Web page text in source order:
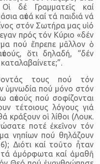
δέ Γραμματεῖς καί
αὐτά καί τά παιδιά νά
στόν Σωτήρα μας υἱό
πρός τόν Κύριο «δέν
πού ἔπρεπε μᾶλλον ὁ
ὅτι δηλαδή, “δέν
τους πού τόν
ὑμνωδία πού μόνο στόν
αὐτούς πού σοφίζονται
τέτοιους λόγους γιά
κράξουν οἱ λίθοι (Λουκ.
ποτέ ἐκεῖνον τόν
νηπίων πού θηλάζουν
Διότι καί τοῦτο ἦταν
τά ἀμόρφωτα καί ἀμαθῆ